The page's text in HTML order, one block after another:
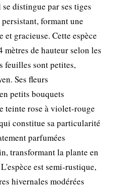
distingue par ses tiges
formant une
et gracieuse. Cette espèce
mètres de hauteur selon les
feuilles sont petites,
Ses fleurs
petits bouquets
teinte rose à violet-rouge
constitue sa particularité
parfumées
transformant la plante en
est semi-rustique,
hivernales modérées